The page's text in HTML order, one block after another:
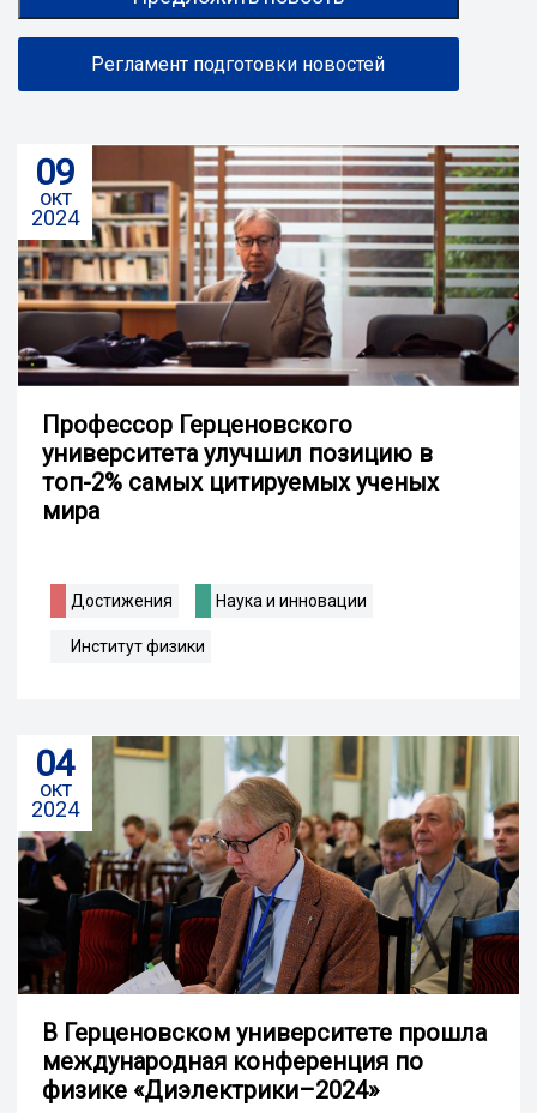
09
окт
2024
Профессор Герценовского
университета улучшил позицию в
топ-2% самых цитируемых ученых
мира
Достижения Наука и инновации
Институт физики
Регламент подготовки новостей
04
окт
2024
В Герценовском университете прошла
международная конференция по
физике «Диэлектрики–2024»